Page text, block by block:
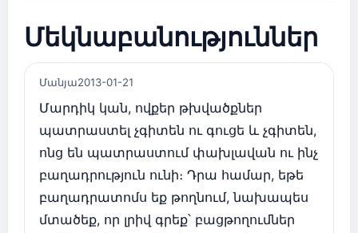
Մեկնաբանություններ
Մանյա2013-01-21
Մարդիկ կան, ովքեր թխվածքներ
պատրաստել չգիտեն ու գուցե և չգիտեն,
ոնց են պատրաստում փախլավան ու ինչ
բաղադրություն ունի։ Դրա համար, եթե
բաղադրատոմս եք թողնում, նախապես
մտածեք, որ լրիվ գրեք՝ բացթողումներ